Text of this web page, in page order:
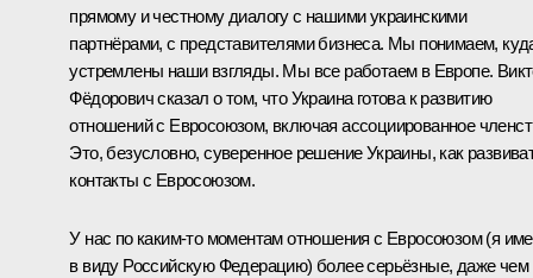
прямому и честному диалогу с нашими украинскими
партнёрами, с представителями бизнеса. Мы понимаем,
устремлены наши взгляды. Мы все работаем в Европе.
Фёдорович сказал о том, что Украина готова к развитию
отношений с Евросоюзом, включая ассоциированное
Это, безусловно, суверенное решение Украины, как
контакты с Евросоюзом.
У нас по каким‑то моментам отношения с Евросоюзом (я
в виду Российскую Федерацию) более серьёзные, даже чем